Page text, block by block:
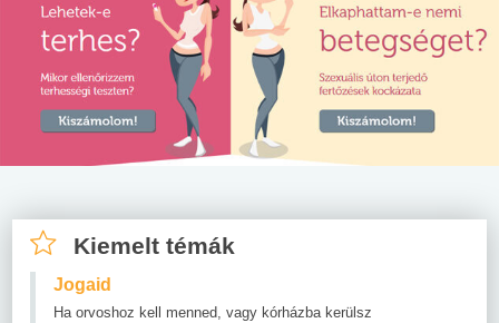
Kiemelt témák
Jogaid
Ha orvoshoz kell menned, vagy kórházba kerülsz